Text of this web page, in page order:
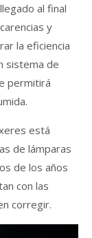
al final
y
la eficiencia
sistema de
permitirá
está
de lámparas
de los años
con las
corregir.